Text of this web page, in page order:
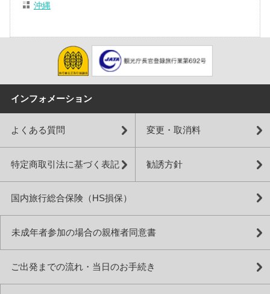
沖縄
インフォメーション
よくある質問 変更・取消料
特定商取引法に基づく表記 勧誘方針
国内旅行総合保険（HS損保）
未成年者参加の場合の親権者同意書
ご出発までの流れ・当日のお手続き